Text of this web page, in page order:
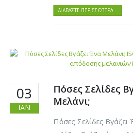
ΔΙΑΒΆΣΤΕ ΠΕΡΙΣΣΌΤΕΡΑ…
03
ΙΑΝ
Πόσες Σελίδες
Μελάνι;
Πόσες Σελίδες